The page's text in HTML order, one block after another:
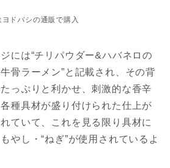
ドバシの通販で購入
には“チリパウダー&ハバネロの
骨ラーメン”と記載され、その背
っぷりと利かせ、刺激的な香辛
種具材が盛り付けられた仕上が
ていて、これを見る限り具材に
やし・“ねぎ”が使用されているよ